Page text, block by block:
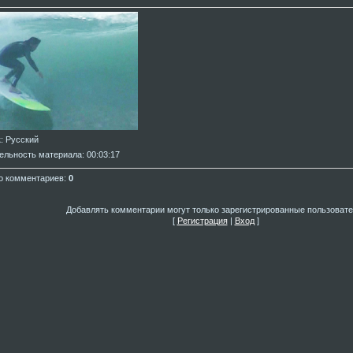
: Русский
материала: 00:03:17
комментариев: 0
Добавлять комментарии могут только зарегистрированные
[ Регистрация| Вход]